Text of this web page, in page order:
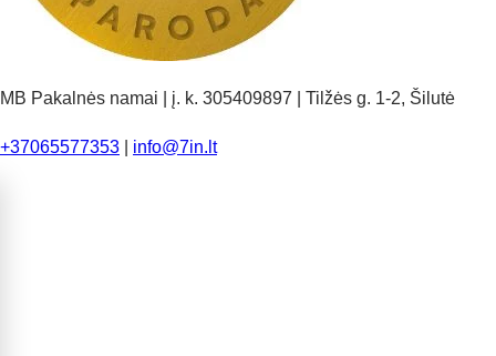
MB Pakalnės namai | į. k. 305409897 | Tilžės g. 1-2, Šilutė
+37065577353 info@7in.lt